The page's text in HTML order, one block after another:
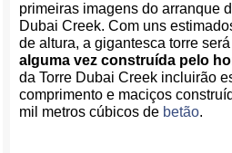
primeiras imagens do arranque
Dubai Creek. Com uns
de altura, a gigantesca torre será
alguma vez construída pelo
da Torre Dubai Creek incluirão
comprimento e maciços
mil metros cúbicos de betão.